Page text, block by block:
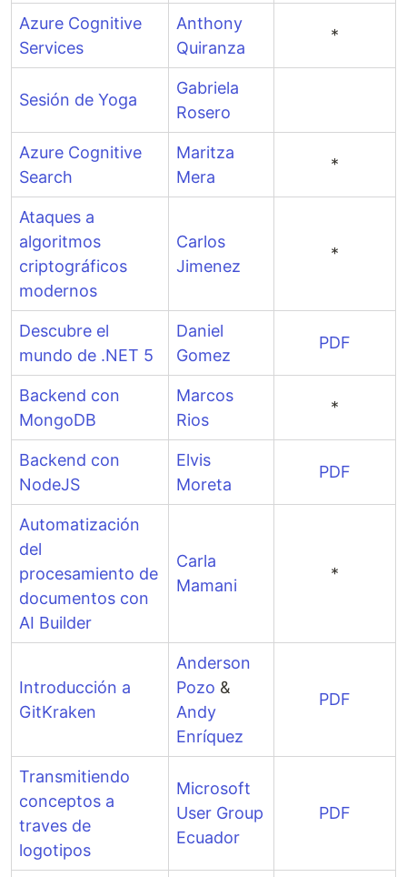
Azure Cognitive
Services
Anthony
Quiranza
*
Sesión de Yoga
Gabriela
Rosero
Azure Cognitive
Search
Maritza
Mera
*
Ataques a
algoritmos
criptográficos
modernos
Carlos
Jimenez
*
Descubre el
mundo de .NET 5
Daniel
Gomez
PDF
Backend con
MongoDB
Marcos
Rios
*
Backend con
NodeJS
Elvis
Moreta
PDF
Automatización
del
procesamiento de
documentos con
AI Builder
Carla
Mamani
*
Introducción a
GitKraken
Anderson
Pozo &
Andy
Enríquez
PDF
Transmitiendo
conceptos a
traves de
logotipos
Microsoft
User Group
Ecuador
PDF